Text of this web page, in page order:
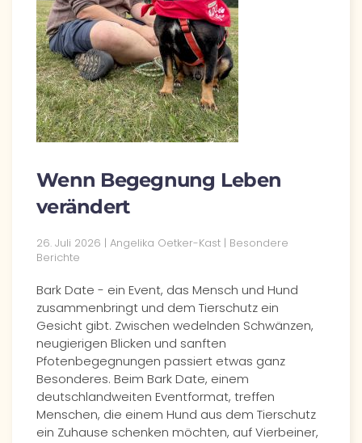
Wenn Begegnung Leben
verändert
26. Juli 2026 | Angelika Oetker-Kast | Besondere
Berichte
Bark Date - ein Event, das Mensch und Hund
zusammenbringt und dem Tierschutz ein
Gesicht gibt. Zwischen wedelnden Schwänzen,
neugierigen Blicken und sanften
Pfotenbegegnungen passiert etwas ganz
Besonderes. Beim Bark Date, einem
deutschlandweiten Eventformat, treffen
Menschen, die einem Hund aus dem Tierschutz
ein Zuhause schenken möchten, auf Vierbeiner,